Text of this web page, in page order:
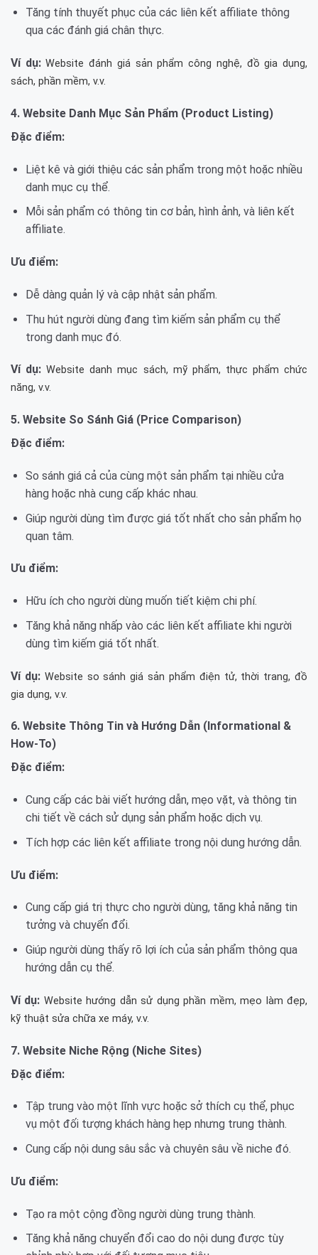
Tăng tính thuyết phục của các liên kết affiliate thông
qua các đánh giá chân thực.
Ví dụ:Website đánh giá sản phẩm công nghệ, đồ gia dụng,
sách, phần mềm, v.v.
4. Website Danh Mục Sản Phẩm (Product Listing)
Đặc điểm:
Liệt kê và giới thiệu các sản phẩm trong một hoặc nhiều
danh mục cụ thể.
Mỗi sản phẩm có thông tin cơ bản, hình ảnh, và liên kết
affiliate.
Ưu điểm:
Dễ dàng quản lý và cập nhật sản phẩm.
Thu hút người dùng đang tìm kiếm sản phẩm cụ thể
trong danh mục đó.
Ví dụ:Website danh mục sách, mỹ phẩm, thực phẩm chức
năng, v.v.
5. Website So Sánh Giá (Price Comparison)
Đặc điểm:
So sánh giá cả của cùng một sản phẩm tại nhiều cửa
hàng hoặc nhà cung cấp khác nhau.
Giúp người dùng tìm được giá tốt nhất cho sản phẩm họ
quan tâm.
Ưu điểm:
Hữu ích cho người dùng muốn tiết kiệm chi phí.
Tăng khả năng nhấp vào các liên kết affiliate khi người
dùng tìm kiếm giá tốt nhất.
Ví dụ: Website so sánh giá sản phẩm điện tử, thời trang, đồ
gia dụng, v.v.
6. Website Thông Tin và Hướng Dẫn (Informational &
How-To)
Đặc điểm:
Cung cấp các bài viết hướng dẫn, mẹo vặt, và thông tin
chi tiết về cách sử dụng sản phẩm hoặc dịch vụ.
Tích hợp các liên kết affiliate trong nội dung hướng dẫn.
Ưu điểm:
Cung cấp giá trị thực cho người dùng, tăng khả năng tin
tưởng và chuyển đổi.
Giúp người dùng thấy rõ lợi ích của sản phẩm thông qua
hướng dẫn cụ thể.
Ví dụ: Website hướng dẫn sử dụng phần mềm, mẹo làm đẹp,
kỹ thuật sửa chữa xe máy, v.v.
7. Website Niche Rộng (Niche Sites)
Đặc điểm:
Tập trung vào một lĩnh vực hoặc sở thích cụ thể, phục
vụ một đối tượng khách hàng hẹp nhưng trung thành.
Cung cấp nội dung sâu sắc và chuyên sâu về niche đó.
Ưu điểm:
Tạo ra một cộng đồng người dùng trung thành.
Tăng khả năng chuyển đổi cao do nội dung được tùy